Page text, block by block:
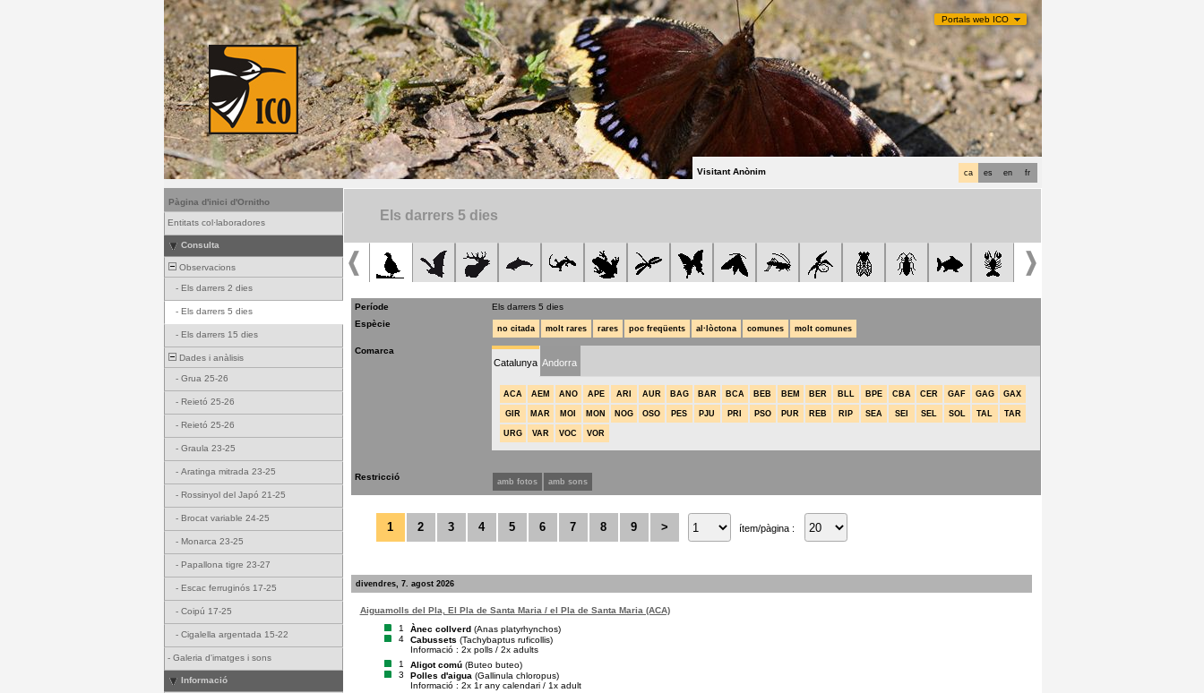
Portals web ICO
fr
en
es
ca
Visitant Anònim
Pàgina d'inici d'Ornitho
Entitats col·laboradores
Consulta
Observacions
- Els darrers 2 dies
- Els darrers 5 dies
- Els darrers 15 dies
Dades i anàlisis
- Grua 25-26
- Reietó 25-26
- Reietó 25-26
- Graula 23-25
- Aratinga mitrada 23-25
- Rossinyol del Japó 21-25
- Brocat variable 24-25
- Monarca 23-25
- Papallona tigre 23-27
- Escac ferruginós 17-25
- Coipú 17-25
- Cigalella argentada 15-22
- Galeria d'imatges i sons
Informació
Els darrers 5 dies
Període
Els darrers 5 dies
Espècie
no citada molt rares rares poc freqüents al·lòctona comunes molt comunes
Comarca
Catalunya Andorra
ACA AEM ANO APE ARI AUR BAG BAR BCA BEB BEM BER BLL BPE CBA CER GAF GAG GAX
GIR MAR MOI MON NOG OSO PES PJU PRI PSO PUR REB RIP SEA SEI SEL SOL TAL TAR
URG VAR VOC VOR
Restricció amb fotos amb sons
1 2 3 4 5 6 7 8 9 > ítem/pàgina :
divendres, 7. agost 2026
Aiguamolls del Pla, El Pla de Santa Maria / el Pla de Santa Maria (ACA)
1
Ànec collverd (Anas platyrhynchos)
4
Cabussets (Tachybaptus ruficollis)
Informació : 2x polls / 2x adults
1
Aligot comú (Buteo buteo)
3
Polles d'aigua (Gallinula chloropus)
Informació : 2x 1r any calendari / 1x adult